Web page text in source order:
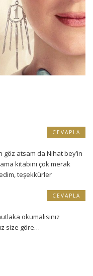
atsam da Nihat bey’in
kitabını çok merak
teşekkürler
CEVAPLA
okumalısınız
size göre…
CEVAPLA